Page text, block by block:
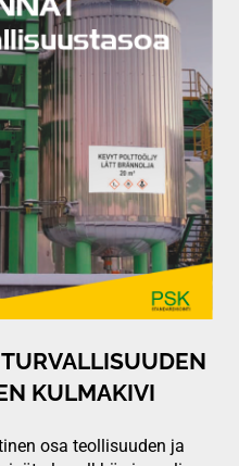
KULMAKIVI
osa teollisuuden ja